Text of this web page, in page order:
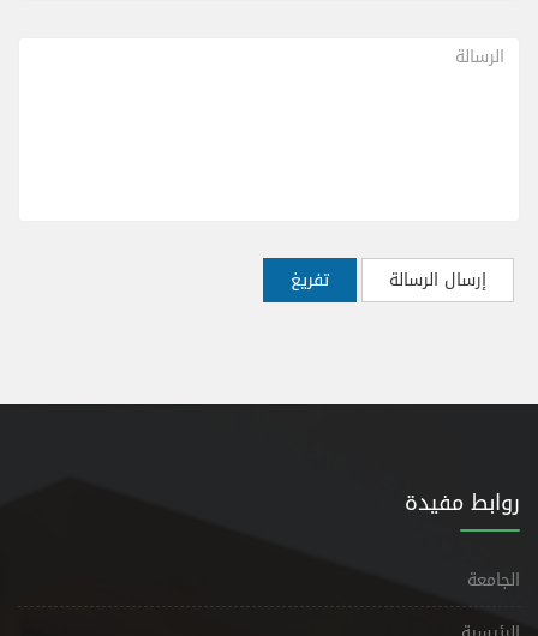
إرسال الرسالة تفريغ
روابط مفيدة
الجامعة